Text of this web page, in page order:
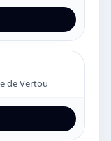
de Vertou